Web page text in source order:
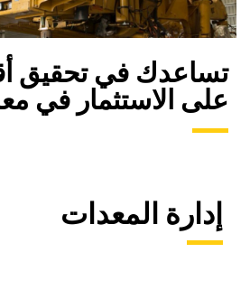
تساعدك في تحقيق
على الاستثمار في
إدارة المعدات